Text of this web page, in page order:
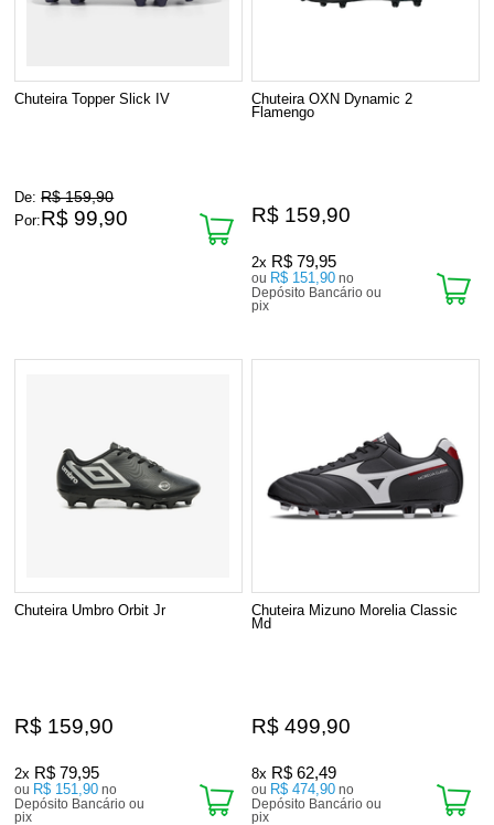
Chuteira Topper Slick IV
De: R$ 159,90
Por:R$ 99,90
Chuteira OXN Dynamic 2
Flamengo
R$ 159,90
2x R$ 79,95
ou R$ 151,90 no
Depósito Bancário ou
pix
Chuteira Umbro Orbit Jr
R$ 159,90
2x R$ 79,95
ou R$ 151,90 no
Depósito Bancário ou
pix
Chuteira Mizuno Morelia Classic
Md
R$ 499,90
8x R$ 62,49
ou R$ 474,90 no
Depósito Bancário ou
pix